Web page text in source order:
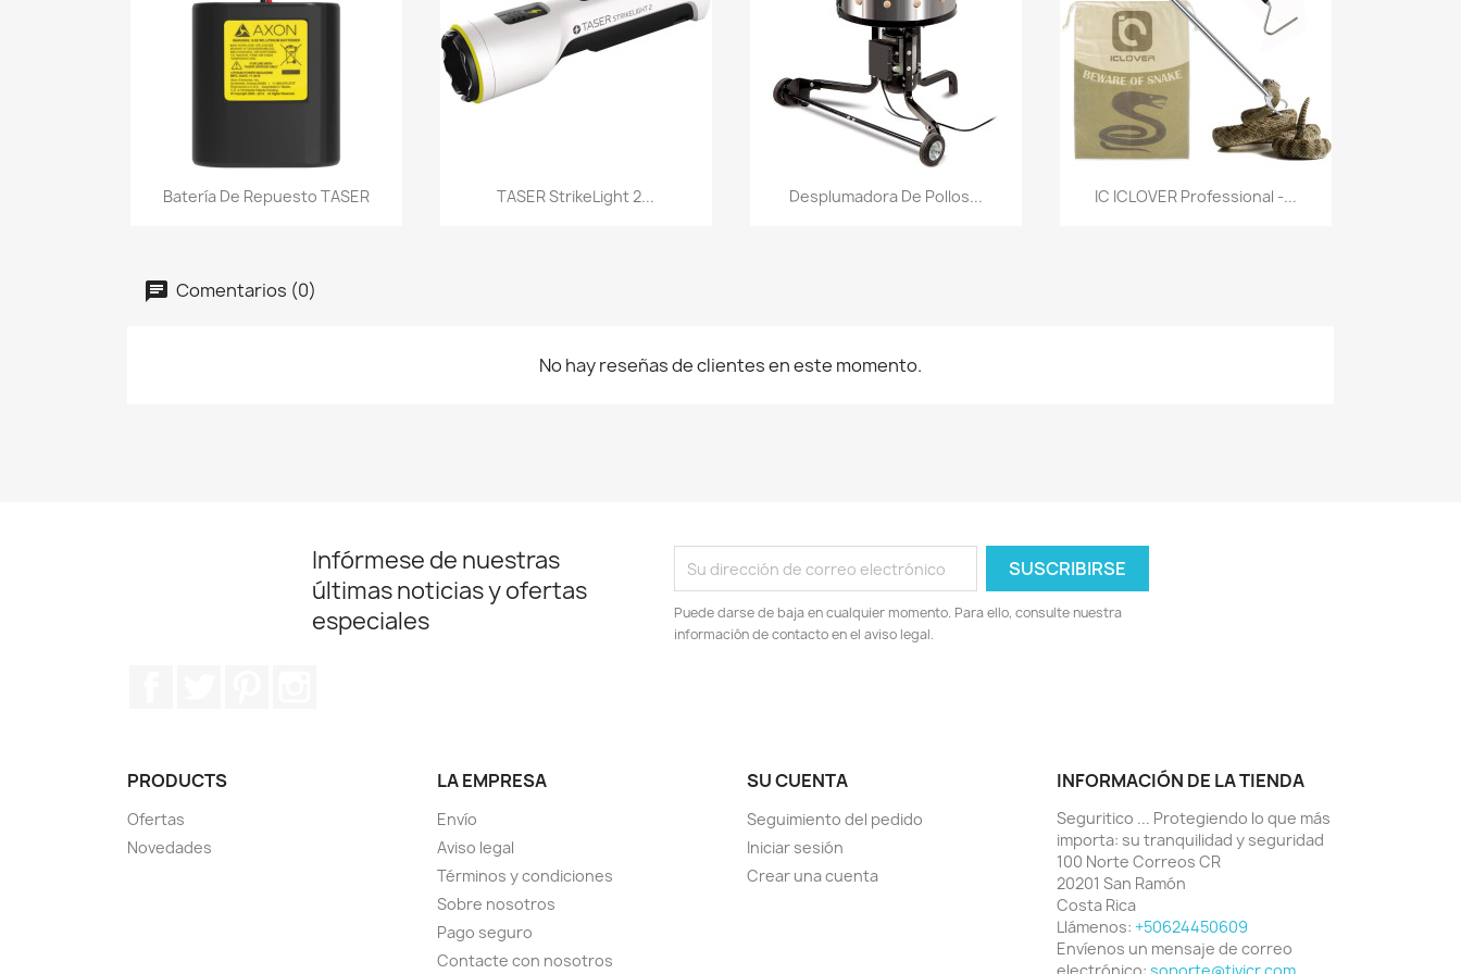
Vista rápida
Batería De Repuesto TASER Vista rápida
TASER StrikeLight 2... Vista rápida
Desplumadora De Pollos... Vista rápida
IC ICLOVER Professional -...
Comentarios (0)
No hay reseñas de clientes en este momento.
Infórmese de nuestras
últimas noticias y ofertas
especiales
Puede darse de baja en cualquier momento. Para ello, consulte nuestra
información de contacto en el aviso legal.
PRODUCTS
Ofertas
Novedades
LA EMPRESA
Envío
Aviso legal
Términos y condiciones
Sobre nosotros
Pago seguro
Contacte con nosotros
SU CUENTA
Seguimiento del pedido
Iniciar sesión
Crear una cuenta
INFORMACIÓN DE LA TIENDA
Seguritico ... Protegiendo lo que más
importa: su tranquilidad y seguridad
100 Norte Correos CR
20201 San Ramón
Costa Rica
Llámenos: +50624450609
Envíenos un mensaje de correo